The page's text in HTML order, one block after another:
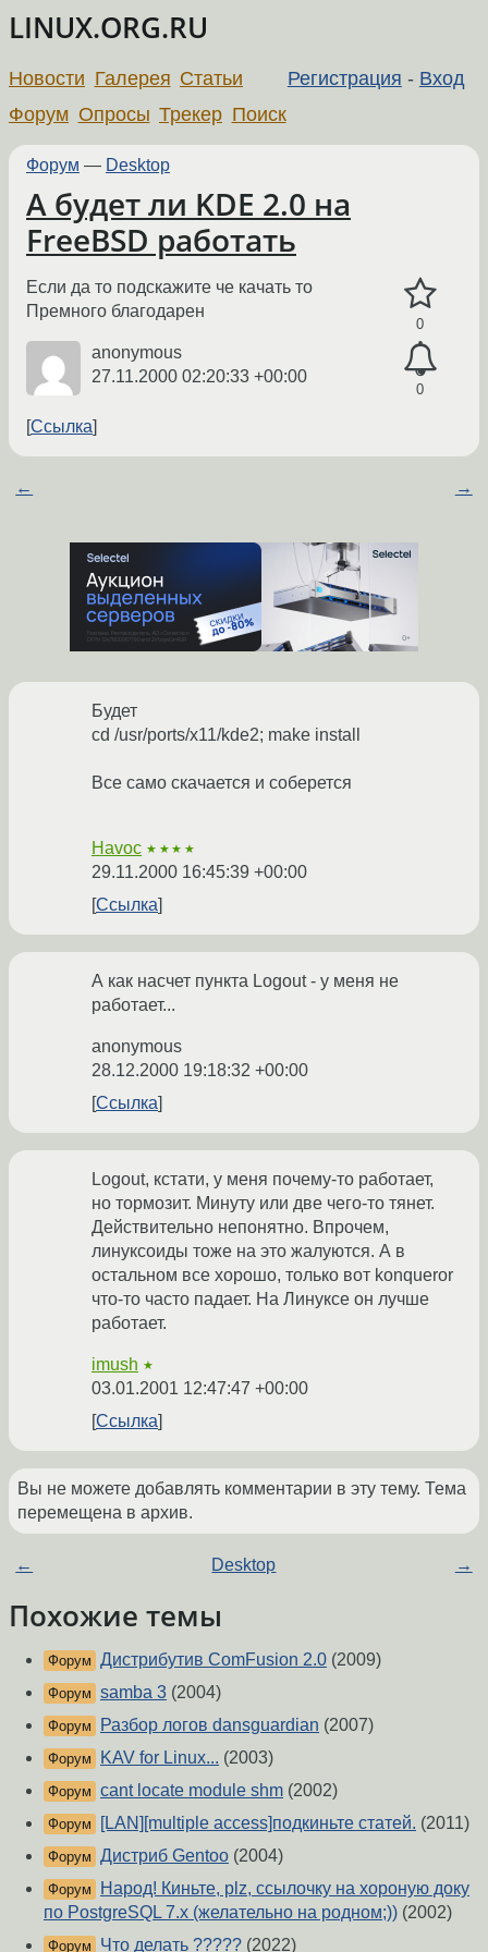
LINUX.ORG.RU
Регистрация - Вход
Новости Галерея Статьи
Форум Опросы Трекер Поиск
Форум — Desktop
А будет ли KDE 2.0 на
FreeBSD работать
0
0
Если да то подскажите че качать то
Премного благодарен
anonymous
27.11.2000 02:20:33 +00:00
Ссылка
← →
Будет
cd /usr/ports/x11/kde2; make install
Все само скачается и соберется
Havoc ★★★★
29.11.2000 16:45:39 +00:00
Ссылка
А как насчет пункта Logout - у меня не
работает...
anonymous
28.12.2000 19:18:32 +00:00
Ссылка
Logout, кстати, у меня почему-то работает,
но тормозит. Минуту или две чего-то тянет.
Действительно непонятно. Впрочем,
линуксоиды тоже на это жалуются. А в
остальном все хорошо, только вот konqueror
что-то часто падает. На Линуксе он лучше
работает.
imush ★
03.01.2001 12:47:47 +00:00
Ссылка
Вы не можете добавлять комментарии в эту тему. Тема
перемещена в архив.
← Desktop →
Похожие темы
Форум Дистрибутив ComFusion 2.0 (2009)
Форум samba 3 (2004)
Форум Разбор логов dansguardian (2007)
Форум KAV for Linux... (2003)
Форум cant locate module shm (2002)
Форум [LAN][multiple access]подкиньте статей. (2011)
Форум Дистриб Gentoo (2004)
Форум
Народ! Киньте, plz, ссылочку на хороную доку
по PostgreSQL 7.x (желательно на родном;)) (2002)
Форум Что делать ????? (2022)